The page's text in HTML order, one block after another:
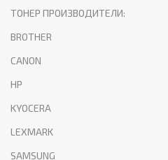
ТОНЕР ПРОИЗВОДИТЕЛИ:
BROTHER
CANON
HP
KYOCERA
LEXMARK
SAMSUNG